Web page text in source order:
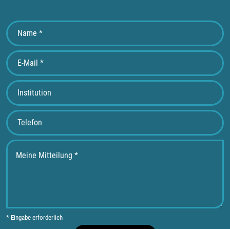
* Eingabe erforderlich